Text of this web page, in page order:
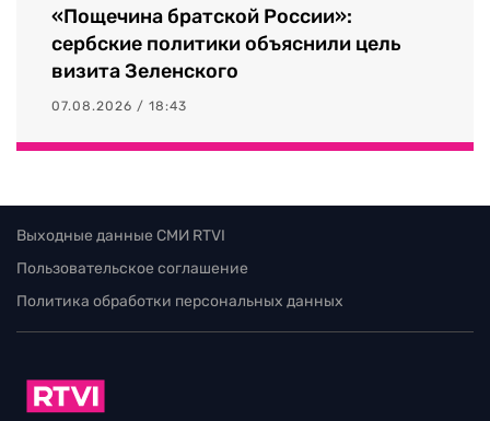
«Пощечина братской России»:
сербские политики объяснили цель
визита Зеленского
07.08.2026 / 18:43
Выходные данные СМИ RTVI
Пользовательское соглашение
Политика обработки персональных данных